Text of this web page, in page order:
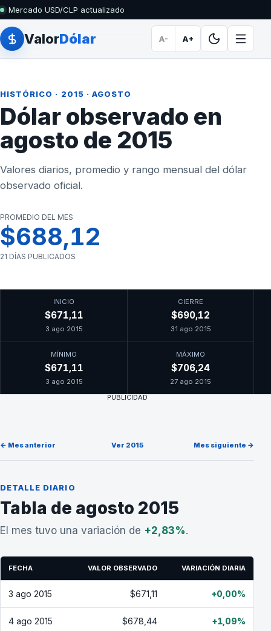
Mercado USD/CLP actualizado
ValorDólar A- A+
HISTÓRICO · 2015 · AGOSTO
Dólar observado en
agosto de 2015
Valores diarios, promedio y rango mensual del dólar
observado oficial.
PROMEDIO DEL MES
$688,12
21 DÍAS PUBLICADOS
INICIO
$671,11
3 ago 2015
CIERRE
$690,12
31 ago 2015
MÍNIMO
$671,11
3 ago 2015
MÁXIMO
$706,24
27 ago 2015
PUBLICIDAD
← Mes anterior Ver 2015 Mes siguiente →
DETALLE DIARIO
Tabla de agosto 2015
El mes tuvo una variación de +2,83%.
FECHA VALOR OBSERVADO VARIACIÓN DIARIA
3 ago 2015 $671,11 +0,00%
4 ago 2015 $678,44 +1,09%